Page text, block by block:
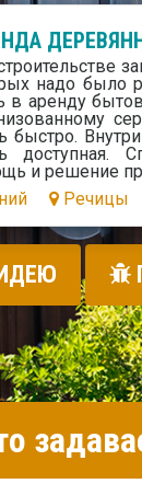
надо было
в аренду
быстро.
доступная.
и решение
Речицы